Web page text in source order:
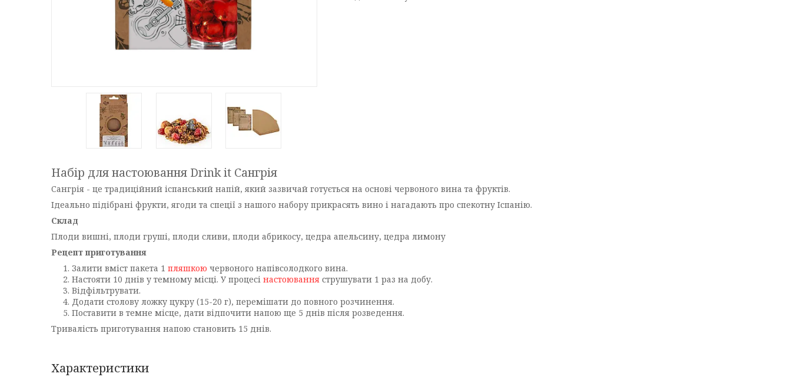
Набір для настоювання Drink it Сангрія
Сангрія - це традиційний іспанський напій, який зазвичай готується на основі червоного вина та фруктів.
Ідеально підібрані фрукти, ягоди та спеції з нашого набору прикрасять вино і нагадають про спекотну Іспанію.
Склад
Плоди вишні, плоди груші, плоди сливи, плоди абрикосу, цедра апельсину, цедра лимону
Рецепт приготування
Залити вміст пакета 1 пляшкою червоного напівсолодкого вина.
Настояти 10 днів у темному місці. У процесі настоювання струшувати 1 раз на добу.
Відфільтрувати.
Додати столову ложку цукру (15-20 г), перемішати до повного розчинення.
Поставити в темне місце, дати відпочити напою ще 5 днів після розведення.
Тривалість приготування напою становить 15 днів.
Характеристики